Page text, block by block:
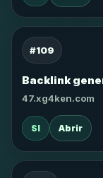
#109
Backlink
47.xg4ken.com
SI Abrir